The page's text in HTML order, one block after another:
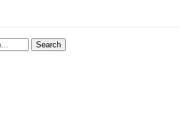
Search